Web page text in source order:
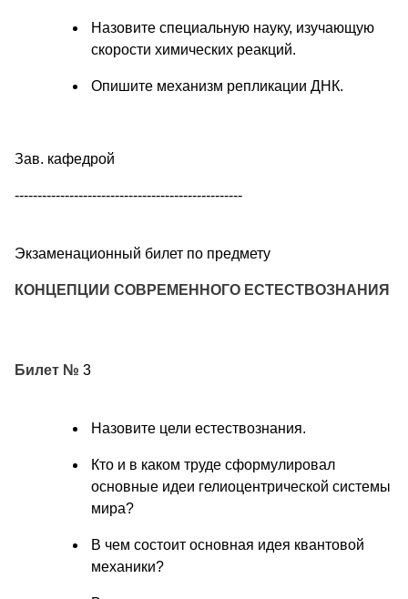
Назовите специальную науку, изучающую
скорости химических реакций.
Опишите механизм репликации ДНК.
Зав. кафедрой
--------------------------------------------------
Экзаменационный билет по предмету
КОНЦЕПЦИИ СОВРЕМЕННОГО ЕСТЕСТВОЗНАНИЯ
Билет № 3
Назовите цели естествознания.
Кто и в каком труде сформулировал
основные идеи гелиоцентрической системы
мира?
В чем состоит основная идея квантовой
механики?